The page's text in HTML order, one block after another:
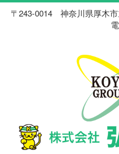
〒243-0014 神奈川県厚木